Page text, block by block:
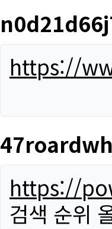
https://
https://
검색 순위